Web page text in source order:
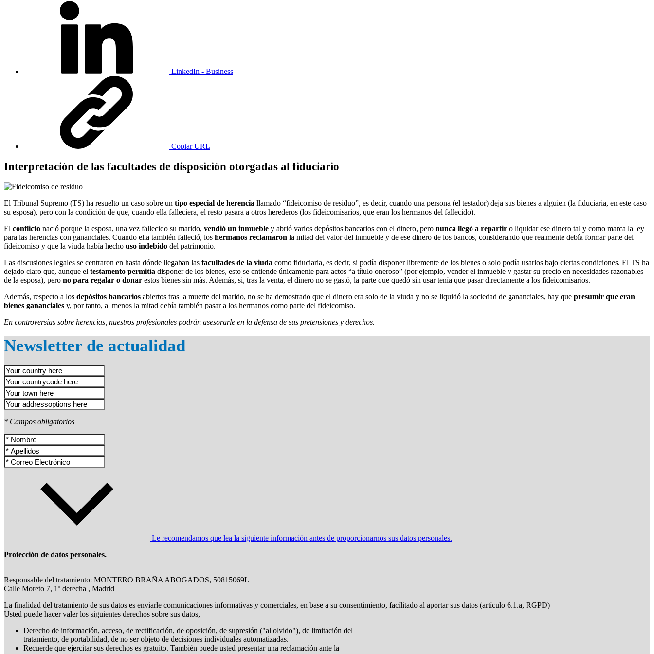
LinkedIn - Business
Copiar URL
Interpretación de las facultades de disposición otorgadas al fiduciario
El Tribunal Supremo (TS) ha resuelto un caso sobre un tipo especial de herencia llamado “fideicomiso de residuo”, es decir, cuando una persona (el testador) deja sus bienes a alguien (la fiduciaria, en este caso
su esposa), pero con la condición de que, cuando ella falleciera, el resto pasara a otros herederos (los fideicomisarios, que eran los hermanos del fallecido).
El conflicto nació porque la esposa, una vez fallecido su marido, vendió un inmueble y abrió varios depósitos bancarios con el dinero, pero nunca llegó a repartir o liquidar ese dinero tal y como marca la ley
para las herencias con gananciales. Cuando ella también falleció, los hermanos reclamaron la mitad del valor del inmueble y de ese dinero de los bancos, considerando que realmente debía formar parte del
fideicomiso y que la viuda había hecho uso indebido del patrimonio.
Las discusiones legales se centraron en hasta dónde llegaban las facultades de la viuda como fiduciaria, es decir, si podía disponer libremente de los bienes o solo podía usarlos bajo ciertas condiciones. El TS ha
dejado claro que, aunque el testamento permitía disponer de los bienes, esto se entiende únicamente para actos “a título oneroso” (por ejemplo, vender el inmueble y gastar su precio en necesidades razonables
de la esposa), pero no para regalar o donar estos bienes sin más. Además, si, tras la venta, el dinero no se gastó, la parte que quedó sin usar tenía que pasar directamente a los fideicomisarios.
Además, respecto a los depósitos bancarios abiertos tras la muerte del marido, no se ha demostrado que el dinero era solo de la viuda y no se liquidó la sociedad de gananciales, hay que presumir que eran
bienes gananciales y, por tanto, al menos la mitad debía también pasar a los hermanos como parte del fideicomiso.
En controversias sobre herencias, nuestros profesionales podrán asesorarle en la defensa de sus pretensiones y derechos.
Newsletter de actualidad
* Campos obligatorios
Le recomendamos que lea la siguiente información antes de proporcionarnos sus datos personales.
Protección de datos personales.
Responsable del tratamiento: MONTERO BRAÑA ABOGADOS, 50815069L
Calle Moreto 7, 1º derecha , Madrid
La finalidad del tratamiento de sus datos es enviarle comunicaciones informativas y comerciales, en base a su consentimiento, facilitado al aportar sus datos (artículo 6.1.a, RGPD)
Usted puede hacer valer los siguientes derechos sobre sus datos,
Derecho de información, acceso, de rectificación, de oposición, de supresión ("al olvido"), de limitación del
tratamiento, de portabilidad, de no ser objeto de decisiones individuales automatizadas.
Recuerde que ejercitar sus derechos es gratuito. También puede usted presentar una reclamación ante la